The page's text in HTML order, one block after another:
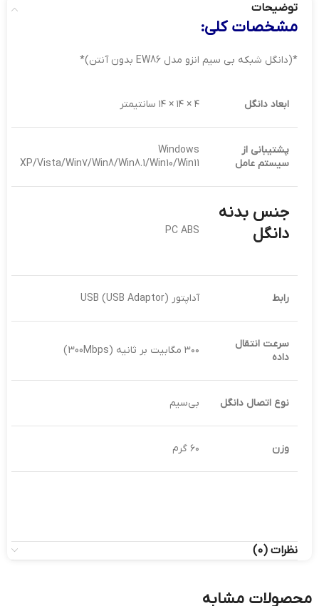
توضیحات
مشخصات کلی:
*(دانگل شبکه بی سیم انزو مدل EW86 بدون آنتن)*
ابعاد دانگل ۴ × ۱۴ × ۱۴ سانتیمتر
پشتیبانی از
سیستم عامل
Windows
XP/Vista/Win7/Win8/Win8.1/Win10/Win11
جنس بدنه
دانگل
PC ABS
رابط آداپتور USB (USB Adaptor)
سرعت انتقال
داده
۳۰۰ مگابیت بر ثانیه (300Mbps)
نوع اتصال دانگل بی‌سیم
وزن ۶۰ گرم
نظرات (0)
محصولات مشابه